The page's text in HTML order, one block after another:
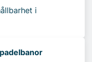
i